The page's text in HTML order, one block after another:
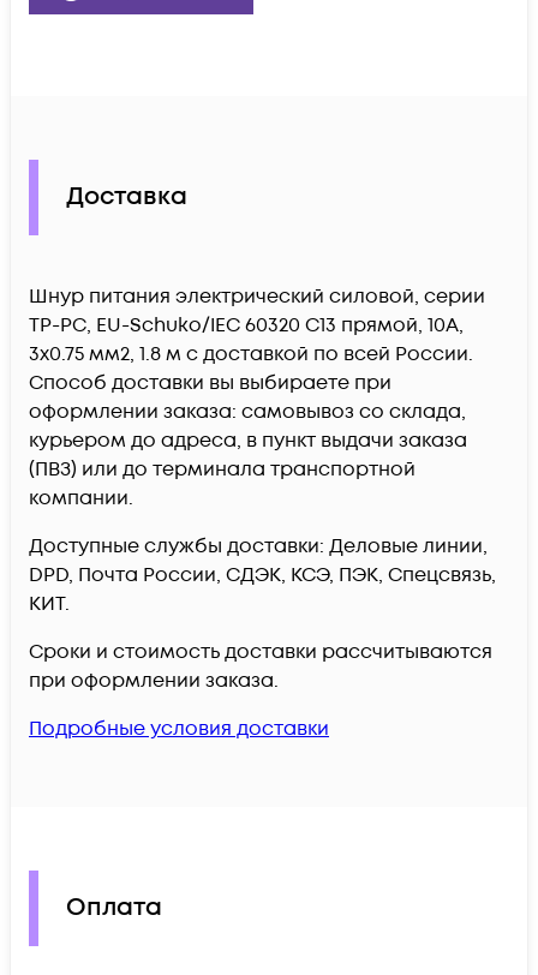
Доставка
Шнур питания электрический силовой, серии
TP-PC, EU-Schuko/IEC 60320 С13 прямой, 10A,
3х0.75 мм2, 1.8 м c доставкой по всей России.
Способ доставки вы выбираете при
оформлении заказа: самовывоз со склада,
курьером до адреса, в пункт выдачи заказа
(ПВЗ) или до терминала транспортной
компании.
Доступные службы доставки: Деловые линии,
DPD, Почта России, СДЭК, КСЭ, ПЭК, Спецсвязь,
КИТ.
Сроки и стоимость доставки рассчитываются
при оформлении заказа.
Подробные условия доставки
Оплата